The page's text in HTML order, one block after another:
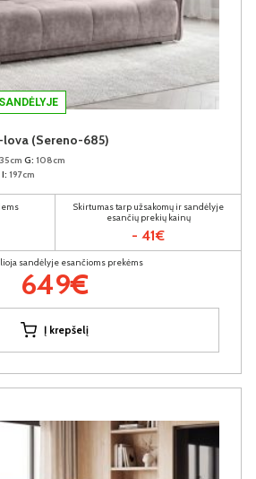
lova (Sereno-685)
G: 108cm
I: 197cm
Skirtumas tarp užsakomų ir sandėlyje
esančių prekių kainų
- 41€
sandėlyje esančioms prekėms
649€
Į krepšelį